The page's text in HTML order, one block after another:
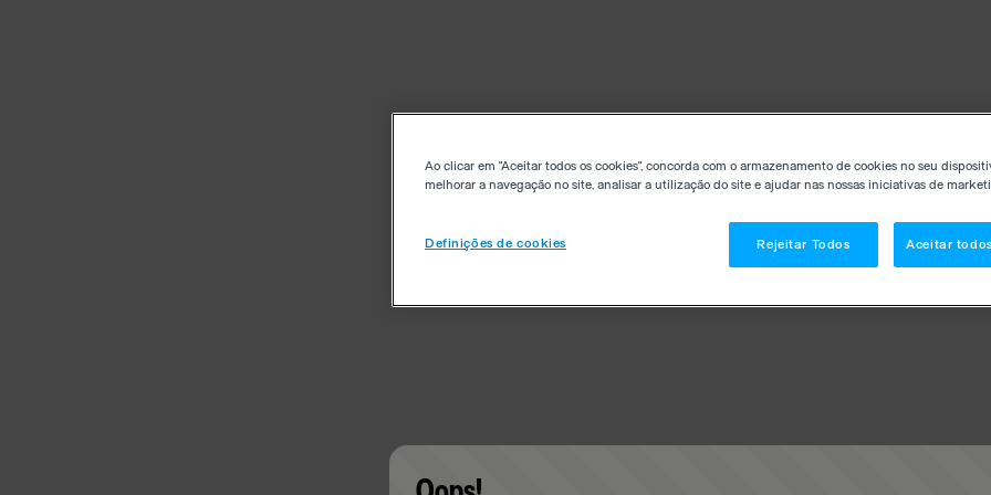
Ao clicar em "Aceitar todos os cookies", concorda com o armazenamento de cookies no seu
melhorar a navegação no site, analisar a utilização do site e ajudar nas nossas iniciativas de
Definições de cookies Rejeitar Todos Aceitar